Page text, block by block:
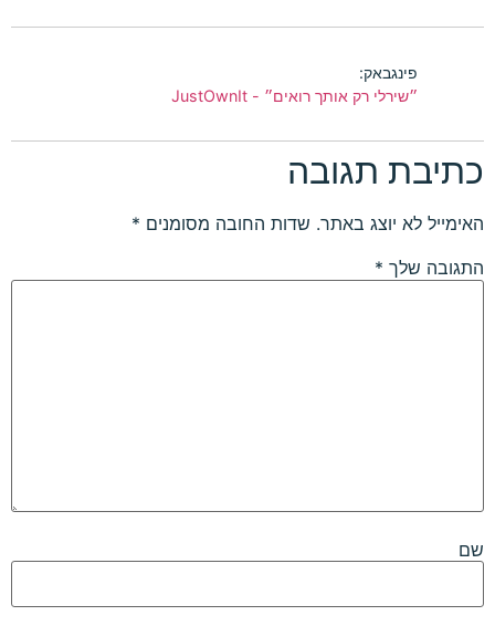
פינגבאק:
״שירלי רק אותך רואים״ - JustOwnIt
כתיבת תגובה
האימייל לא יוצג באתר. שדות החובה מסומנים *
התגובה שלך *
שם